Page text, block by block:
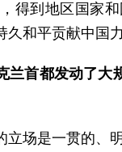
得到地区国家
和平贡献中国
兰首都发动了
场是一贯的、